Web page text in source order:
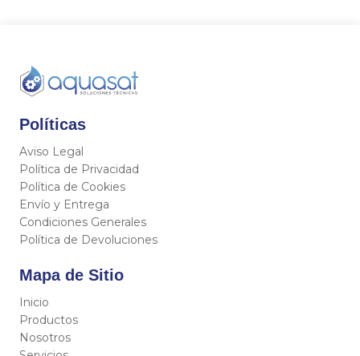
Políticas
Aviso Legal
Política de Privacidad
Política de Cookies
Envío y Entrega
Condiciones Generales
Política de Devoluciones
Mapa de Sitio
Inicio
Productos
Nosotros